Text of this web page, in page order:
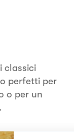
classici
perfetti per
o per un